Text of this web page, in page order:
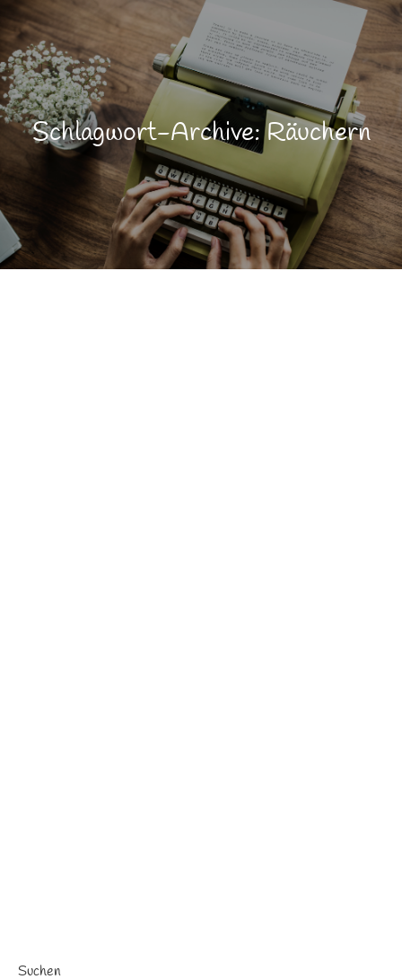
Schlagwort-Archive: Räuchern
Suchen